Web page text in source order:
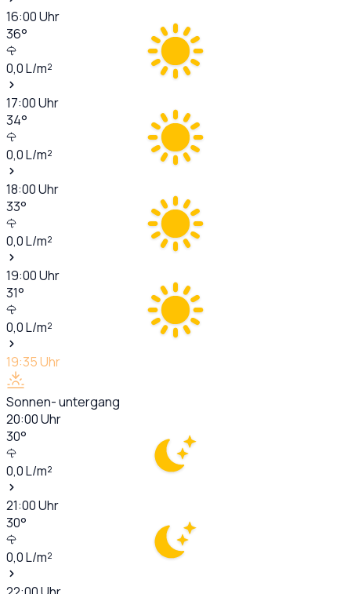
16:00Uhr
36°
0,0L/m²
17:00Uhr
34°
0,0L/m²
18:00Uhr
33°
0,0L/m²
19:00Uhr
31°
0,0L/m²
19:35Uhr
Sonnen- untergang
20:00Uhr
30°
0,0L/m²
21:00Uhr
30°
0,0L/m²